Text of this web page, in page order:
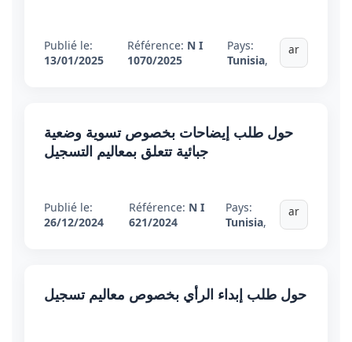
Publié le:
13/01/2025
Référence: N I
1070/2025
Pays:
Tunisia,
ar
حول طلب إيضاحات بخصوص تسوية وضعية
جبائية تتعلق بمعاليم التسجيل
Publié le:
26/12/2024
Référence: N I
621/2024
Pays:
Tunisia,
ar
حول طلب إبداء الرأي بخصوص معاليم تسجيل